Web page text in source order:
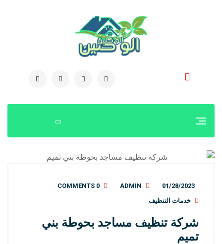
01/28/2023
ADMIN
0 COMMENTS
خدمات التنظيف
شركة تنظيف مساجد بحوطة بني
تميم